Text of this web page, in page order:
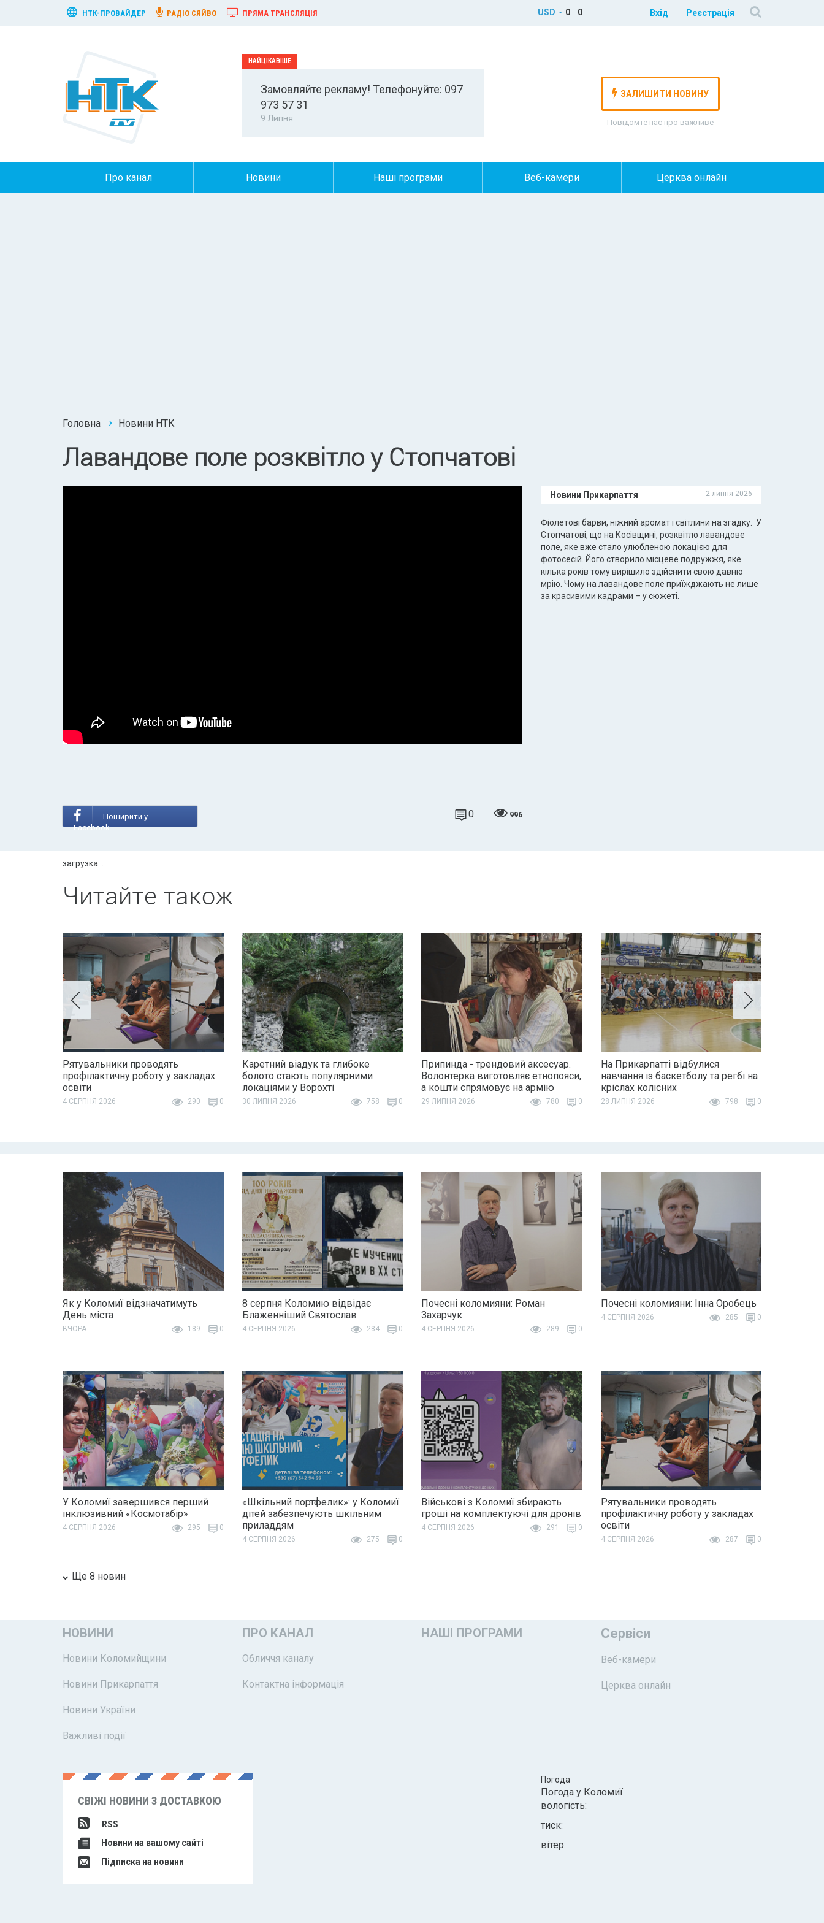
НТК-ПРОВАЙДЕР РАДІО СЯЙВО ПРЯМА ТРАНСЛЯЦІЯ USD 0 0 Вхід Реєстрація
Замовляйте рекламу! Телефонуйте: 097
973 57 31
9 Липня
ЗАЛИШИТИ НОВИНУ
Повідомте нас про важливе
Про канал Новини Наші програми Веб-камери Церква онлайн
Головна Новини НТК
Лавандове поле розквітло у Стопчатові
Поширити у
Facebook
0 996
Новини Прикарпаття 2 липня 2026
Фіолетові барви, ніжний аромат і світлини на згадку. У
Стопчатові, що на Косівщині, розквітло лавандове
поле, яке вже стало улюбленою локацією для
фотосесій. Його створило місцеве подружжя, яке
кілька років тому вирішило здійснити свою давню
мрію. Чому на лавандове поле приїжджають не лише
за красивими кадрами – у сюжеті.
загрузка...
Читайте також
Рятувальники проводять
профілактичну роботу у закладах
освіти
4 СЕРПНЯ 2026 290 0
Каретний віадук та глибоке
болото стають популярними
локаціями у Ворохті
30 ЛИПНЯ 2026 758 0
Припинда - трендовий аксесуар.
Волонтерка виготовляє етнопояси,
а кошти спрямовує на армію
29 ЛИПНЯ 2026 780 0
На Прикарпатті відбулися
навчання із баскетболу та регбі на
кріслах колісних
28 ЛИПНЯ 2026 798 0
Як у Коломиї відзначатимуть
День міста
ВЧОРА 189 0
8 серпня Коломию відвідає
Блаженніший Святослав
4 СЕРПНЯ 2026 284 0
Почесні коломияни: Роман
Захарчук
4 СЕРПНЯ 2026 289 0
Почесні коломияни: Інна Оробець
4 СЕРПНЯ 2026 285 0
У Коломиї завершився перший
інклюзивний «Космотабір»
4 СЕРПНЯ 2026 295 0
«Шкільний портфелик»: у Коломиї
дітей забезпечують шкільним
приладдям
4 СЕРПНЯ 2026 275 0
Військові з Коломиї збирають
гроші на комплектуючі для дронів
4 СЕРПНЯ 2026 291 0
Рятувальники проводять
профілактичну роботу у закладах
освіти
4 СЕРПНЯ 2026 287 0
Ще 8 новин
НОВИНИ
Новини Коломийщини
Новини Прикарпаття
Новини України
Важливі події
ПРО КАНАЛ
Обличчя каналу
Контактна інформація
НАШІ ПРОГРАМИ Сервіси
Веб-камери
Церква онлайн
СВІЖІ НОВИНИ З ДОСТАВКОЮ
RSS
Новини на вашому сайті
Підписка на новини
Погода
Погода у Коломиї
вологість:
тиск:
вітер: